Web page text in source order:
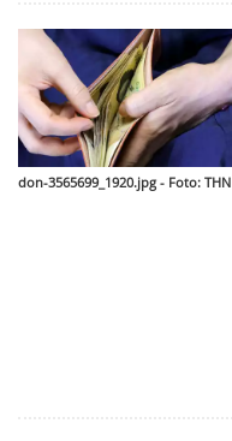
don-3565699_1920.jpg - Foto: THN